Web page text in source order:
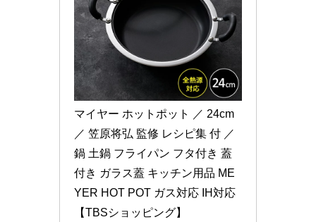
マイヤー ホットポット ／ 24cm
／ 笠原将弘 監修 レシピ集 付 ／
鍋 土鍋 フライパン フタ付き 蓋
付き ガラス蓋 キッチン用品 ME
YER HOT POT ガス対応 IH対応
【TBSショッピング】